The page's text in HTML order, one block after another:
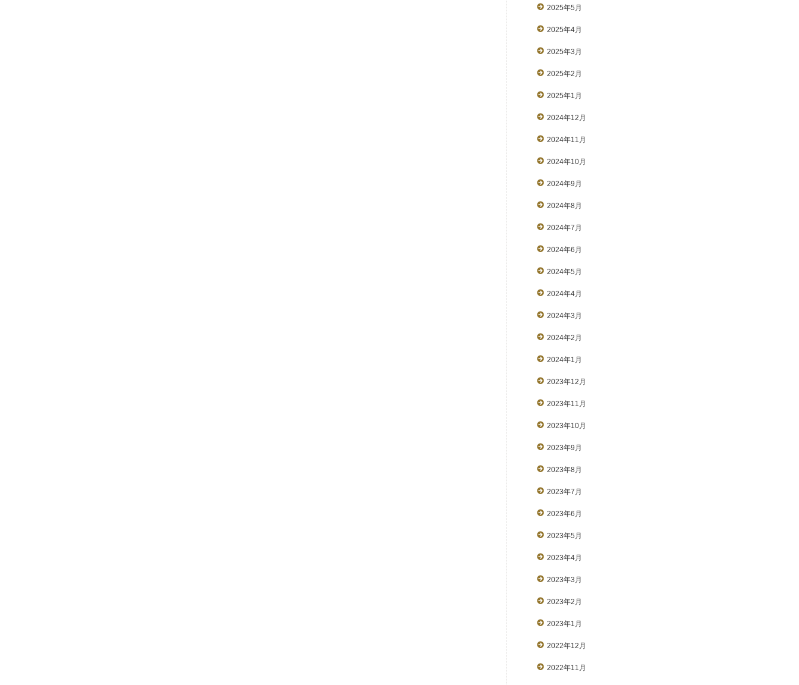
2025年5月
2025年4月
2025年3月
2025年2月
2025年1月
2024年12月
2024年11月
2024年10月
2024年9月
2024年8月
2024年7月
2024年6月
2024年5月
2024年4月
2024年3月
2024年2月
2024年1月
2023年12月
2023年11月
2023年10月
2023年9月
2023年8月
2023年7月
2023年6月
2023年5月
2023年4月
2023年3月
2023年2月
2023年1月
2022年12月
2022年11月